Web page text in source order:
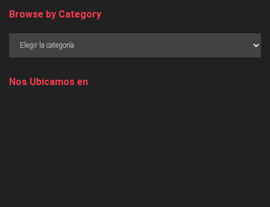
Browse by Category
Nos Ubicamos en